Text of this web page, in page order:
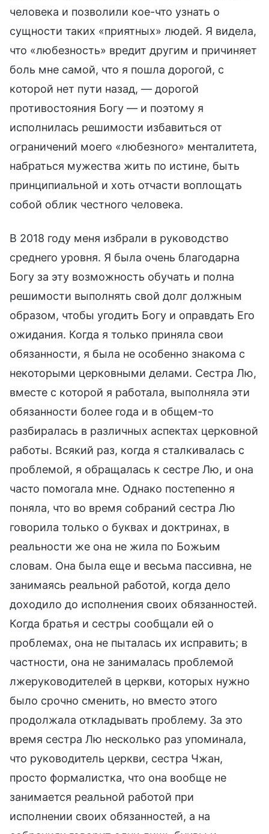
человека и позволили кое-что узнать о
сущности таких «приятных» людей. Я видела,
что «любезность» вредит другим и причиняет
боль мне самой, что я пошла дорогой, с
которой нет пути назад, — дорогой
противостояния Богу — и поэтому я
исполнилась решимости избавиться от
ограничений моего «любезного» менталитета,
набраться мужества жить по истине, быть
принципиальной и хоть отчасти воплощать
собой облик честного человека.
В 2018 году меня избрали в руководство
среднего уровня. Я была очень благодарна
Богу за эту возможность обучать и полна
решимости выполнять свой долг должным
образом, чтобы угодить Богу и оправдать Его
ожидания. Когда я только приняла свои
обязанности, я была не особенно знакома с
некоторыми церковными делами. Сестра Лю,
вместе с которой я работала, выполняла эти
обязанности более года и в общем-то
разбиралась в различных аспектах церковной
работы. Всякий раз, когда я сталкивалась с
проблемой, я обращалась к сестре Лю, и она
часто помогала мне. Однако постепенно я
поняла, что во время собраний сестра Лю
говорила только о буквах и доктринах, в
реальности же она не жила по Божьим
словам. Она была еще и весьма пассивна, не
занимаясь реальной работой, когда дело
доходило до исполнения своих обязанностей.
Когда братья и сестры сообщали ей о
проблемах, она не пыталась их исправить; в
частности, она не занималась проблемой
лжеруководителей в церкви, которых нужно
было срочно сменить, но вместо этого
продолжала откладывать проблему. За это
время сестра Лю несколько раз упоминала,
что руководитель церкви, сестра Чжан,
просто формалистка, что она вообще не
занимается реальной работой при
исполнении своих обязанностей, а на